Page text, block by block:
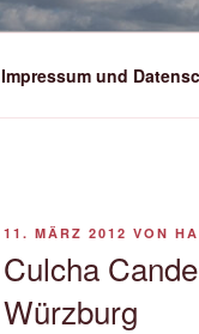
Impressum und
VERÖFFENTLICHT
11. MÄRZ 2012 VON
Culcha
Würzburg